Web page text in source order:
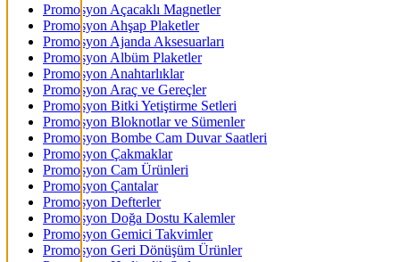
Promosyon Açacaklı Magnetler
Promosyon Ahşap Plaketler
Promosyon Ajanda Aksesuarları
Promosyon Albüm Plaketler
Promosyon Anahtarlıklar
Promosyon Araç ve Gereçler
Promosyon Bitki Yetiştirme Setleri
Promosyon Bloknotlar ve Sümenler
Promosyon Bombe Cam Duvar Saatleri
Promosyon Çakmaklar
Promosyon Cam Ürünleri
Promosyon Çantalar
Promosyon Defterler
Promosyon Doğa Dostu Kalemler
Promosyon Gemici Takvimler
Promosyon Geri Dönüşüm Ürünler